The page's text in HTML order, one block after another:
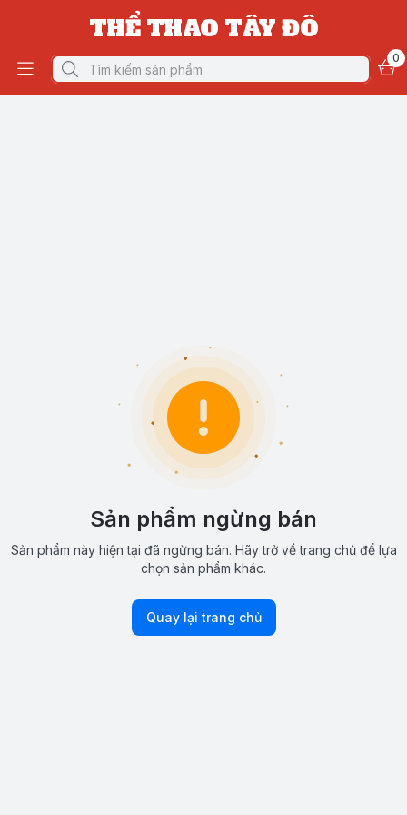
THỂ THAO TÂY ĐÔ
0
Sản phẩm ngừng bán
Sản phẩm này hiện tại đã ngừng bán. Hãy trở về trang chủ để lựa
chọn sản phẩm khác.
Quay lại trang chủ